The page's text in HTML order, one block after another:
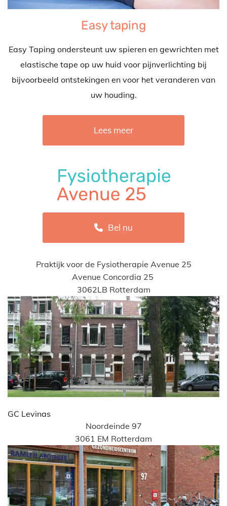
Easy taping
Easy Taping ondersteunt uw spieren en gewrichten met
elastische tape op uw huid voor pijnverlichting bij
bijvoorbeeld ontstekingen en voor het veranderen van
uw houding.
Lees meer
Bel nu
Praktijk voor de Fysiotherapie Avenue 25
Avenue Concordia 25
3062LB Rotterdam
GC Levinas
Noordeinde 97
3061 EM Rotterdam